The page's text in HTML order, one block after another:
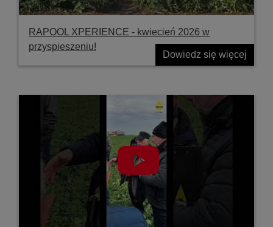
RAPOOL XPERIENCE - kwiecień 2026 w
przyspieszeniu!
Dowiedz się więcej